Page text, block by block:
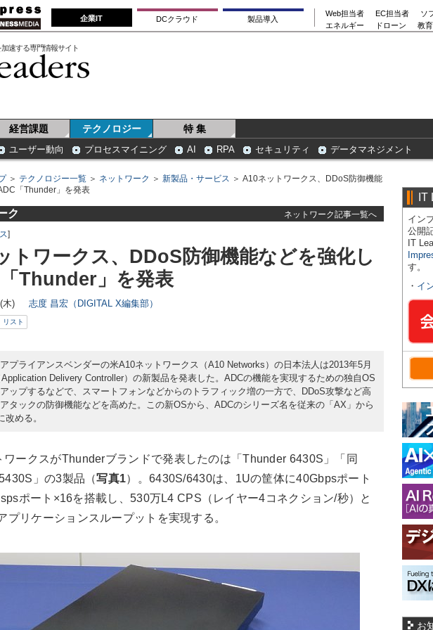
企業IT DCクラウド 製品導入
Web担当者 EC担当者
ソ
エネルギー
ドローン 教
速する専門情報サイト
経営課題 テクノロジー 特 集
ユーザー動向 プロセスマイニング AI RPA セキュリティ データマネジメント
＞ テクノロジー一覧 ＞ ネットワーク ＞ 新製品・サービス ＞ A10ネットワークス、DDoS防御機能
「Thunder」を発表
ク
ネットワーク記事一覧へ
]
トワークス、DDoS防御機能などを強化し
Thunder」を発表
木) 志度 昌宏（DIGITAL X編集部）
リスト
プライアンスベンダーの米A10ネットワークス（A10 Networks）の日本法人は2013年5月
Delivery Controller）の新製品を発表した。ADCの機能を実現するための独自OS
ップするなどで、スマートフォンなどからのトラフィック増の一方で、DDoS攻撃など高
タックの防御機能などを高めた。この新OSから、ADCのシリーズ名を従来の「AX」から
改める。
ークスがThunderブランドで発表したのは「Thunder 6430S」「同
」の3製品（写真1）。6430S/6430は、1Uの筐体に40Gbpsポート
ポート×16を搭載し、530万L4 CPS（レイヤー4コネクション/秒）と
プリケーションスループットを実現する。
IT
イン
公開
IT
す。
・ イ
お